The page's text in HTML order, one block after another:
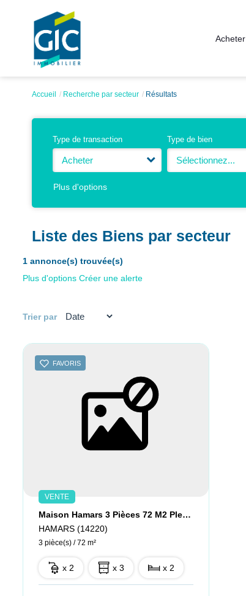
Acheter
Accueil Recherche par secteur Résultats
Type de transaction
Acheter
Type de bien
Sélectionnez...
Plus d'options
Liste des Biens par secteur
1 annonce(s) trouvée(s)
Plus d'options Créer une alerte
Trier par
FAVORIS
VENTE
Maison Hamars 3 Pièces 72 M2 Pleine De Charme
HAMARS (14220)
3 pièce(s) / 72 m²
x 2 x 3 x 2